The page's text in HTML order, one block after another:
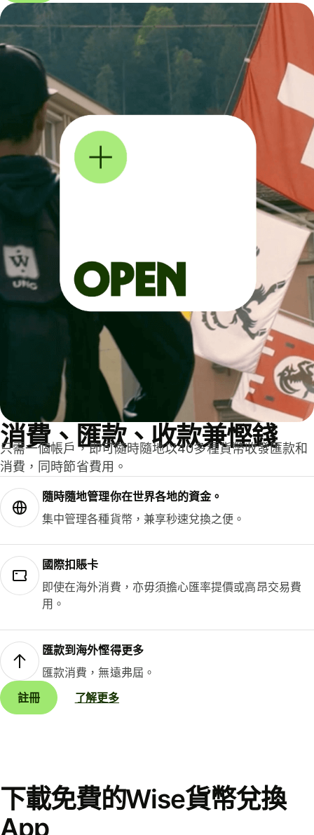
消費、匯款、收款兼慳錢
只需一個帳戶，即可隨時隨地以40多種貨幣收發匯款和
消費，同時節省費用。
隨時隨地管理你在世界各地的資金。
集中管理各種貨幣，兼享秒速兌換之便。
國際扣賬卡
即使在海外消費，亦毋須擔心匯率提價或高昂交易費
用。
匯款到海外慳得更多
匯款消費，無遠弗屆。
註冊
了解更多
下載免費的Wise貨幣兌換
App